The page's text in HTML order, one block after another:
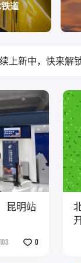
道
上新中，快来解
昆明站
103 0